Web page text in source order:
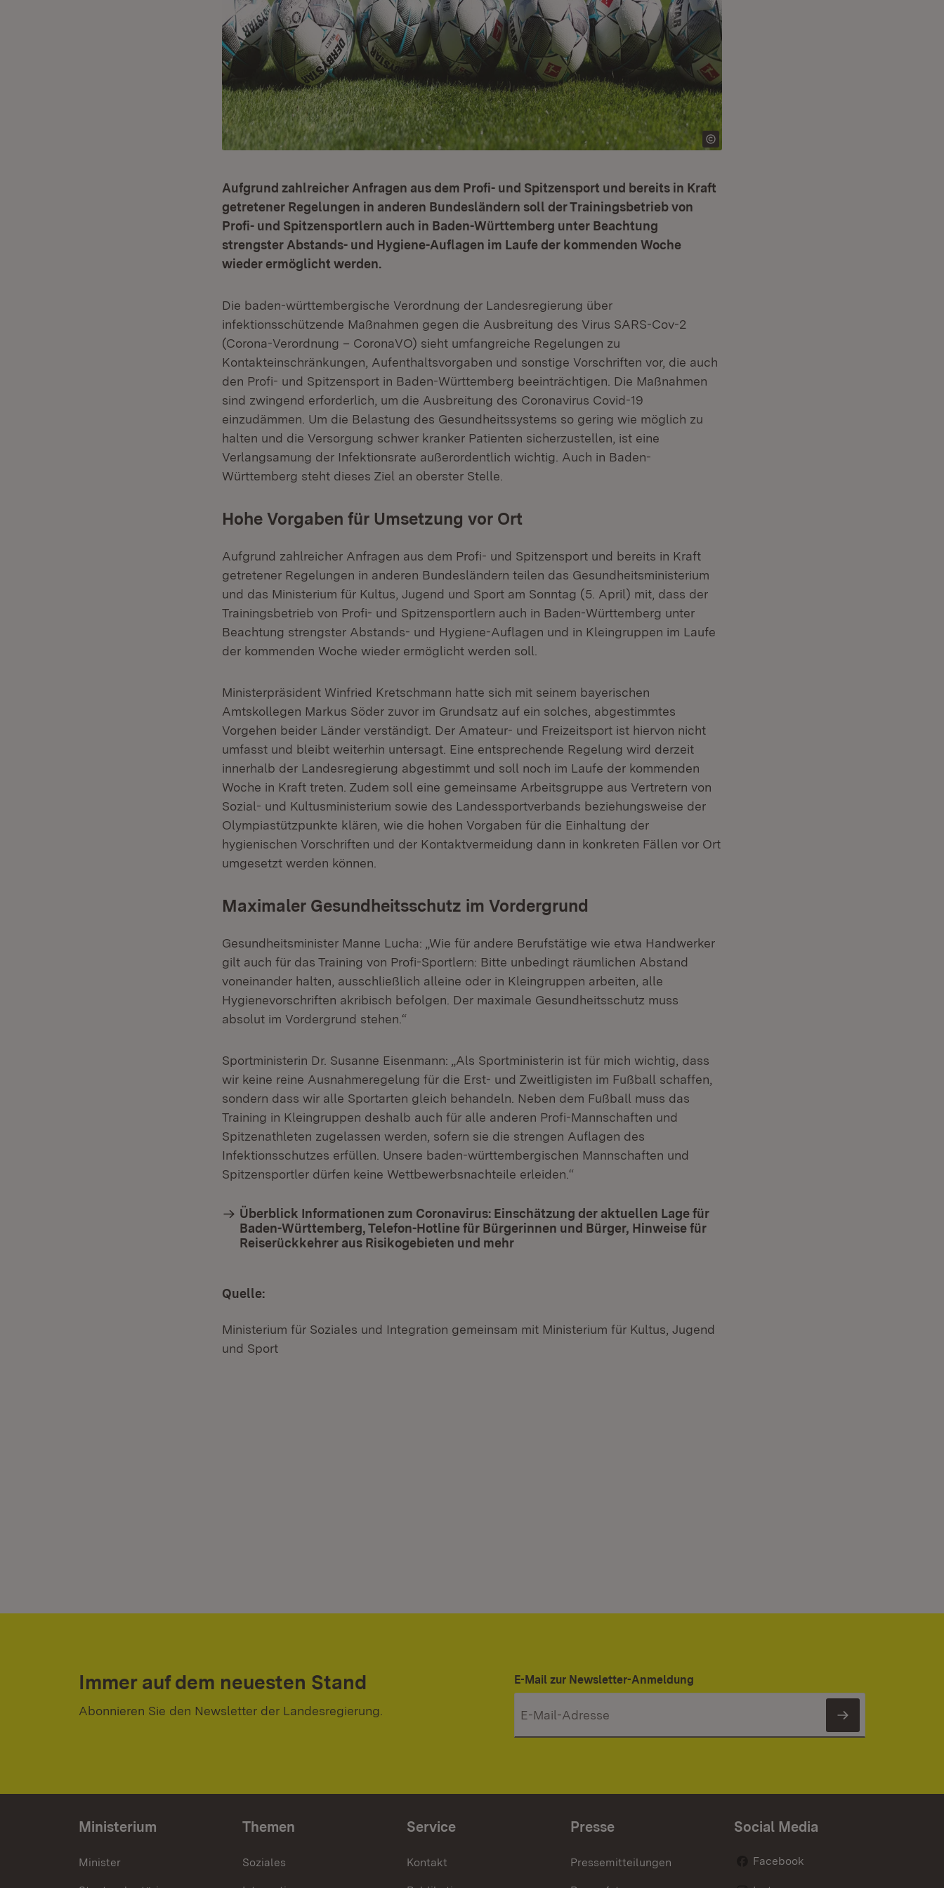
Aufgrund zahlreicher Anfragen aus dem Profi- und Spitzensport und bereits in Kraft
getretener Regelungen in anderen Bundesländern soll der Trainingsbetrieb von
Profi- und Spitzensportlern auch in Baden-Württemberg unter Beachtung
strengster Abstands- und Hygiene-Auflagen im Laufe der kommenden Woche
wieder ermöglicht werden.
Die baden-württembergische Verordnung der Landesregierung über
infektionsschützende Maßnahmen gegen die Ausbreitung des Virus SARS-Cov-2
(Corona-Verordnung – CoronaVO) sieht umfangreiche Regelungen zu
Kontakteinschränkungen, Aufenthaltsvorgaben und sonstige Vorschriften vor, die auch
den Profi- und Spitzensport in Baden-Württemberg beeinträchtigen. Die Maßnahmen
sind zwingend erforderlich, um die Ausbreitung des Coronavirus Covid-19
einzudämmen. Um die Belastung des Gesundheitssystems so gering wie möglich zu
halten und die Versorgung schwer kranker Patienten sicherzustellen, ist eine
Verlangsamung der Infektionsrate außerordentlich wichtig. Auch in Baden-
Württemberg steht dieses Ziel an oberster Stelle.
Hohe Vorgaben für Umsetzung vor Ort
Aufgrund zahlreicher Anfragen aus dem Profi- und Spitzensport und bereits in Kraft
getretener Regelungen in anderen Bundesländern teilen das Gesundheitsministerium
und das Ministerium für Kultus, Jugend und Sport am Sonntag (5. April) mit, dass der
Trainingsbetrieb von Profi- und Spitzensportlern auch in Baden-Württemberg unter
Beachtung strengster Abstands- und Hygiene-Auflagen und in Kleingruppen im Laufe
der kommenden Woche wieder ermöglicht werden soll.
Ministerpräsident Winfried Kretschmann hatte sich mit seinem bayerischen
Amtskollegen Markus Söder zuvor im Grundsatz auf ein solches, abgestimmtes
Vorgehen beider Länder verständigt. Der Amateur- und Freizeitsport ist hiervon nicht
umfasst und bleibt weiterhin untersagt. Eine entsprechende Regelung wird derzeit
innerhalb der Landesregierung abgestimmt und soll noch im Laufe der kommenden
Woche in Kraft treten. Zudem soll eine gemeinsame Arbeitsgruppe aus Vertretern von
Sozial- und Kultusministerium sowie des Landessportverbands beziehungsweise der
Olympiastützpunkte klären, wie die hohen Vorgaben für die Einhaltung der
hygienischen Vorschriften und der Kontaktvermeidung dann in konkreten Fällen vor Ort
umgesetzt werden können.
Maximaler Gesundheitsschutz im Vordergrund
Gesundheitsminister Manne Lucha: „Wie für andere Berufstätige wie etwa Handwerker
gilt auch für das Training von Profi-Sportlern: Bitte unbedingt räumlichen Abstand
voneinander halten, ausschließlich alleine oder in Kleingruppen arbeiten, alle
Hygienevorschriften akribisch befolgen. Der maximale Gesundheitsschutz muss
absolut im Vordergrund stehen.“
Sportministerin Dr. Susanne Eisenmann: „Als Sportministerin ist für mich wichtig, dass
wir keine reine Ausnahmeregelung für die Erst- und Zweitligisten im Fußball schaffen,
sondern dass wir alle Sportarten gleich behandeln. Neben dem Fußball muss das
Training in Kleingruppen deshalb auch für alle anderen Profi-Mannschaften und
Spitzenathleten zugelassen werden, sofern sie die strengen Auflagen des
Infektionsschutzes erfüllen. Unsere baden-württembergischen Mannschaften und
Spitzensportler dürfen keine Wettbewerbsnachteile erleiden.“
Überblick Informationen zum Coronavirus: Einschätzung der aktuellen Lage für
Baden-Württemberg, Telefon-Hotline für Bürgerinnen und Bürger, Hinweise für
Reiserückkehrer aus Risikogebieten und mehr
Quelle:
Ministerium für Soziales und Integration gemeinsam mit Ministerium für Kultus, Jugend
und Sport
Immer auf dem neuesten Stand
Abonnieren Sie den Newsletter der Landesregierung.
E-Mail zur Newsletter-Anmeldung
Newsletter
Ministerium
Minister
Themen
Soziales
Service
Kontakt
Presse
Pressemitteilungen
Social Media
Facebook